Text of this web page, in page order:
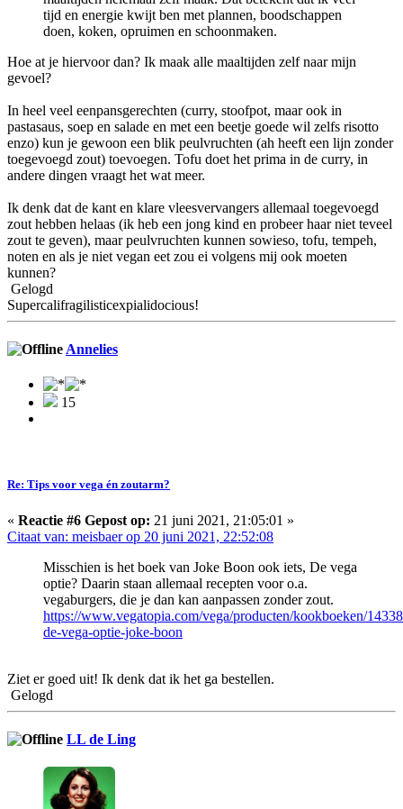
tijd en energie kwijt ben met plannen, boodschappen
doen, koken, opruimen en schoonmaken.
Hoe at je hiervoor dan? Ik maak alle maaltijden zelf naar mijn
gevoel?
In heel veel eenpansgerechten (curry, stoofpot, maar ook in
pastasaus, soep en salade en met een beetje goede wil zelfs risotto
enzo) kun je gewoon een blik peulvruchten (ah heeft een lijn zonder
toegevoegd zout) toevoegen. Tofu doet het prima in de curry, in
andere dingen vraagt het wat meer.
Ik denk dat de kant en klare vleesvervangers allemaal toegevoegd
zout hebben helaas (ik heb een jong kind en probeer haar niet teveel
zout te geven), maar peulvruchten kunnen sowieso, tofu, tempeh,
noten en als je niet vegan eet zou ei volgens mij ook moeten
kunnen?
Gelogd
Supercalifragilisticexpialidocious!
Annelies
15
Re: Tips voor vega én zoutarm?
« Reactie #6 Gepost op: 21 juni 2021, 21:05:01 »
Citaat van: meisbaer op 20 juni 2021, 22:52:08
Misschien is het boek van Joke Boon ook iets, De vega
optie? Daarin staan allemaal recepten voor o.a.
vegaburgers, die je dan kan aanpassen zonder zout.
https://www.vegatopia.com/vega/producten/kookboeken/
de-vega-optie-joke-boon
Ziet er goed uit! Ik denk dat ik het ga bestellen.
Gelogd
LL de Ling